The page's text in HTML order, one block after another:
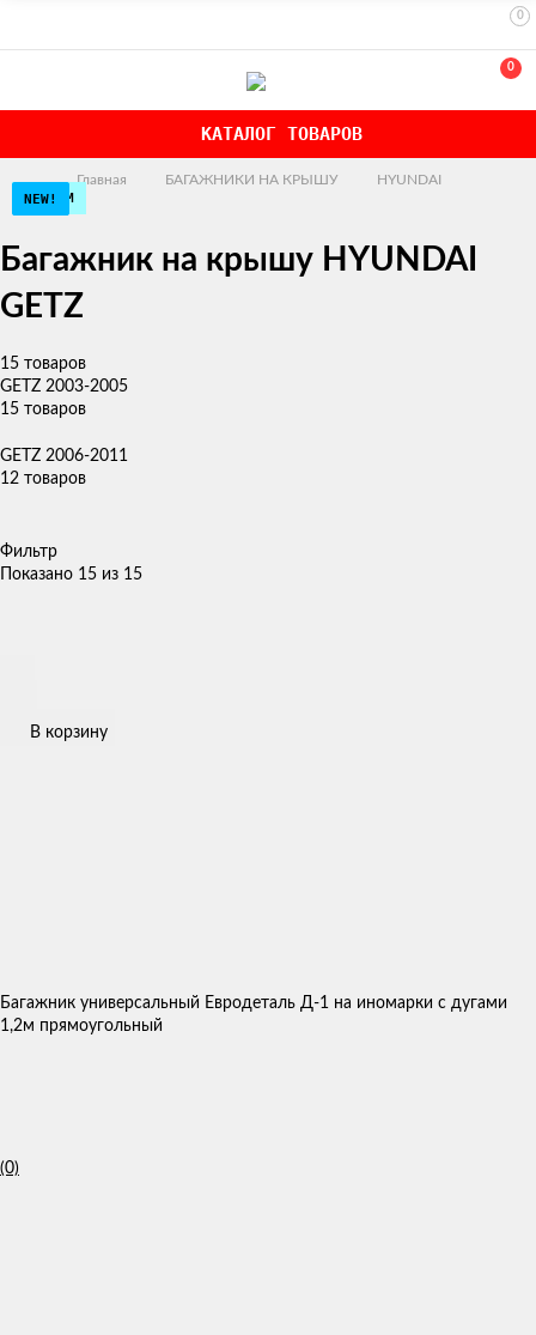
0
0
КАТАЛОГ ТОВАРОВ
Главная БАГАЖНИКИ НА КРЫШУ HYUNDAI
Багажник на крышу HYUNDAI
GETZ
15 товаров
GETZ 2003-2005
15 товаров
GETZ 2006-2011
12 товаров
Фильтр
Показано 15 из 15
ЭКОНОМ
В корзину
Багажник универсальный Евродеталь Д-1 на иномарки с дугами
1,2м прямоугольный
(0)
ЭКОНОМ
NEW!
ЭКОНОМ
NEW!
NEW!